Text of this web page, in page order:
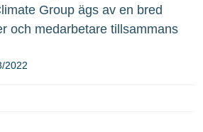
2022
Group ägs av en bred
och medarbetare tillsammans